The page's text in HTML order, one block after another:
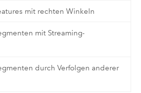
mit rechten Winkeln
mit Streaming-
durch Verfolgen anderer